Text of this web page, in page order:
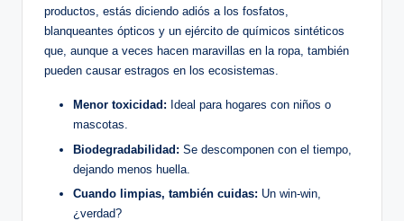
productos, estás diciendo adiós a los fosfatos,
blanqueantes ópticos y un ejército de químicos sintéticos
que, aunque a veces hacen maravillas en la ropa, también
pueden causar estragos en los ecosistemas.
Menor toxicidad: Ideal para hogares con niños o
mascotas.
Biodegradabilidad: Se descomponen con el tiempo,
dejando menos huella.
Cuando limpias, también cuidas: Un win-win,
¿verdad?